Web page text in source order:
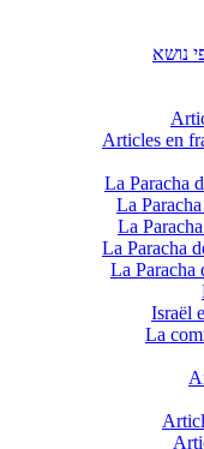
נושא
La Paracha
La
La
La Paracha
La Paracha
Israël
La